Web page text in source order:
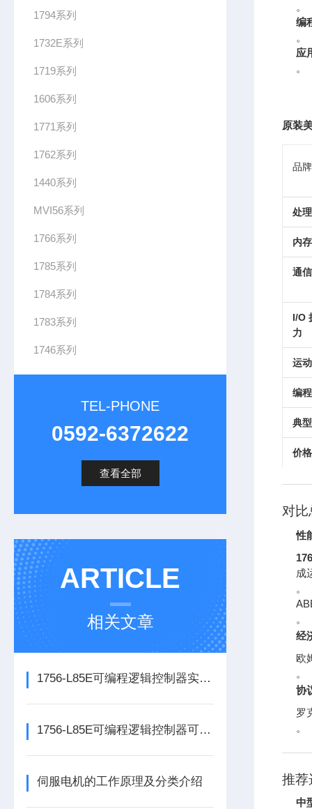
1794系列
1732E系列
1719系列
1606系列
1771系列
1762系列
1440系列
MVI56系列
1766系列
1785系列
1784系列
1783系列
1746系列
TEL-PHONE
0592-6372622
查看全部
ARTICLE
相关文章
1756-L85E可编程逻辑控制器实操应用常见问题分析及解决方法探讨
1756-L85E可编程逻辑控制器可满足多行业自动化精准控制需求
伺服电机的工作原理及分类介绍
。
编
。
应
。
原装
品
处
内
通
I/O
力
运
编
典
价
对比
性
成
。
。
经
欧
。
协
罗
。
推荐
中